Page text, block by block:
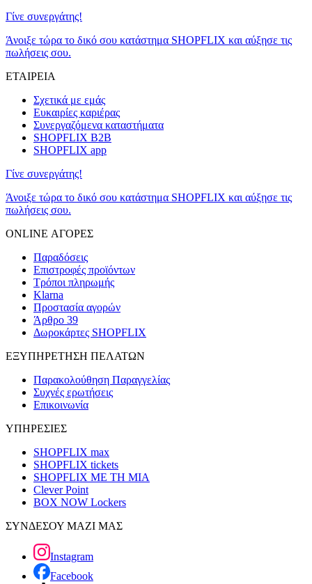
Γίνε συνεργάτης!
Άνοιξε τώρα το δικό σου κατάστημα SHOPFLIX και αύξησε τις
πωλήσεις σου.
ΕΤΑΙΡΕΙΑ
Σχετικά με εμάς
Ευκαιρίες καριέρας
Συνεργαζόμενα καταστήματα
SHOPFLIX B2B
SHOPFLIX app
Γίνε συνεργάτης!
Άνοιξε τώρα το δικό σου κατάστημα SHOPFLIX και αύξησε τις
πωλήσεις σου.
ONLINE ΑΓΟΡΕΣ
Παραδόσεις
Επιστροφές προϊόντων
Τρόποι πληρωμής
Klarna
Προστασία αγορών
Άρθρο 39
Δωροκάρτες SHOPFLIX
ΕΞΥΠΗΡΕΤΗΣΗ ΠΕΛΑΤΩΝ
Παρακολούθηση Παραγγελίας
Συχνές ερωτήσεις
Επικοινωνία
ΥΠΗΡΕΣΙΕΣ
SHOPFLIX max
SHOPFLIX tickets
SHOPFLIX ΜΕ ΤΗ ΜΙΑ
Clever Point
BOX NOW Lockers
ΣΥΝΔΕΣΟΥ ΜΑΖΙ ΜΑΣ
Instagram
Facebook